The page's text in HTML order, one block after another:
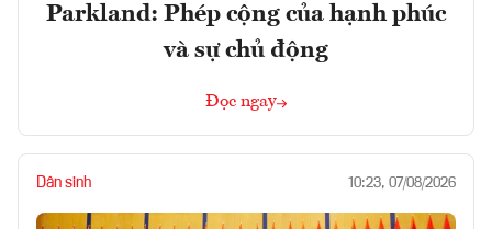
Parkland: Phép cộng của hạnh phúc
và sự chủ động
Đọc ngay
Dân sinh 10:23, 07/08/2026